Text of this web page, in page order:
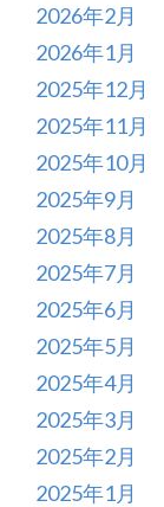
2026年2月
2026年1月
2025年12月
2025年11月
2025年10月
2025年9月
2025年8月
2025年7月
2025年6月
2025年5月
2025年4月
2025年3月
2025年2月
2025年1月